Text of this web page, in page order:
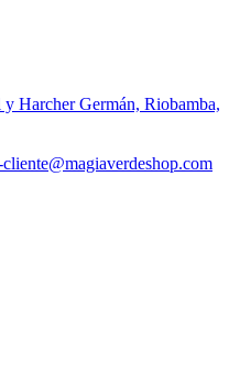
Harcher Germán, Riobamba,
Se